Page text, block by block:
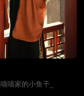
_喵喵家的小鱼干_